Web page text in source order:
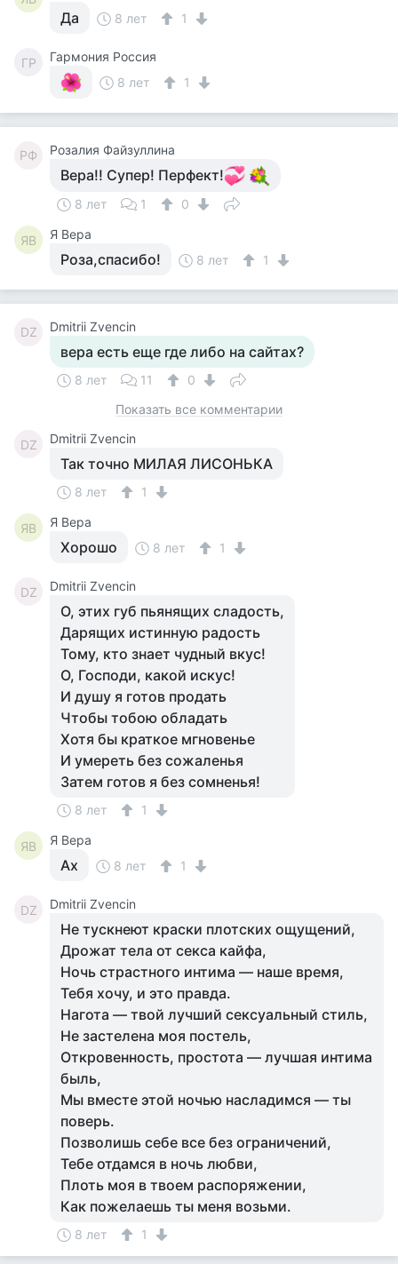
Да 8 лет 1
ГР
Гармония Россия
8 лет
1
РФ Розалия Файзуллина
Вера!! Супер! Перфект!
8 лет 1 0
ЯВ Я Вера
Роза,спасибо! 8 лет 1
DZ Dmitrii Zvencin
вера есть еще где либо на сайтах?
8 лет 11
0
Показать все комментарии
DZ Dmitrii Zvencin
Так точно МИЛАЯ ЛИСОНЬКА
8 лет 1
ЯВ Я Вера
Хорошо 8 лет 1
DZ Dmitrii Zvencin
О, этих губ пьянящих сладость,
Дарящих истинную радость
Тому, кто знает чудный вкус!
О, Господи, какой искус!
И душу я готов продать
Чтобы тобою обладать
Хотя бы краткое мгновенье
И умереть без сожаленья
Затем готов я без сомненья!
8 лет 1
ЯВ Я Вера
Ах 8 лет 1
DZ Dmitrii Zvencin
Не тускнеют краски плотских ощущений,
Дрожат тела от секса кайфа,
Ночь страстного интима — наше время,
Тебя хочу, и это правда.
Нагота — твой лучший сексуальный стиль,
Не застелена моя постель,
Откровенность, простота — лучшая интима
быль,
Мы вместе этой ночью насладимся — ты
поверь.
Позволишь себе все без ограничений,
Тебе отдамся в ночь любви,
Плоть моя в твоем распоряжении,
Как пожелаешь ты меня возьми.
8 лет 1